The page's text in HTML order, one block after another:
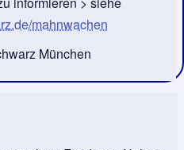
mahnwachen
München